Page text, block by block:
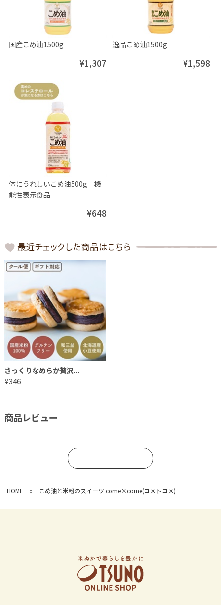
国産こめ油1500g
¥1,307
逸品こめ油1500g
¥1,598
体にうれしいこめ油500g│機
能性表示食品
¥648
最近チェックした商品はこちら
さっくりなめらか贅沢...
¥346
商品レビュー
HOME » こめ油と米粉のスイーツ come×come(コメトコメ)